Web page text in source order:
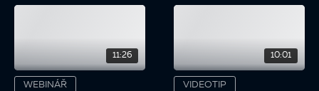
11:26
WEBINÁŘ
10:01
VIDEOTIP